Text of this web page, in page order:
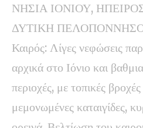
ΝΗΣΙΑ ΙΟΝΙΟΥ,
ΔΥΤΙΚΗ
Καιρός: Λίγες νεφώσεις
αρχικά στο Ιόνιο και
περιοχές, με τοπικές
μεμονωμένες καταιγίδες,